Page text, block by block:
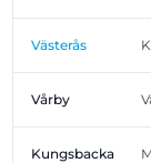
Västerås
Vårby
Kungsbacka